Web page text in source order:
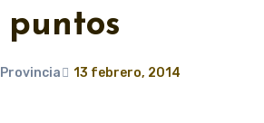
13 febrero, 2014